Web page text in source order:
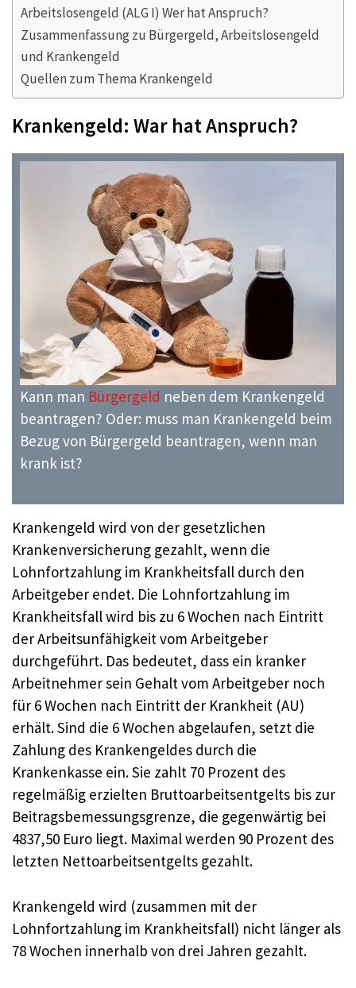
Arbeitslosengeld (ALG I) Wer hat Anspruch?
Zusammenfassung zu Bürgergeld, Arbeitslosengeld
und Krankengeld
Quellen zum Thema Krankengeld
Krankengeld: War hat Anspruch?
Kann man Bürgergeld neben dem Krankengeld
beantragen? Oder: muss man Krankengeld beim
Bezug von Bürgergeld beantragen, wenn man
krank ist?
Krankengeld wird von der gesetzlichen
Krankenversicherung gezahlt, wenn die
Lohnfortzahlung im Krankheitsfall durch den
Arbeitgeber endet. Die Lohnfortzahlung im
Krankheitsfall wird bis zu 6 Wochen nach Eintritt
der Arbeitsunfähigkeit vom Arbeitgeber
durchgeführt. Das bedeutet, dass ein kranker
Arbeitnehmer sein Gehalt vom Arbeitgeber noch
für 6 Wochen nach Eintritt der Krankheit (AU)
erhält. Sind die 6 Wochen abgelaufen, setzt die
Zahlung des Krankengeldes durch die
Krankenkasse ein. Sie zahlt 70 Prozent des
regelmäßig erzielten Bruttoarbeitsentgelts bis zur
Beitragsbemessungsgrenze, die gegenwärtig bei
4837,50 Euro liegt. Maximal werden 90 Prozent des
letzten Nettoarbeitsentgelts gezahlt.
Krankengeld wird (zusammen mit der
Lohnfortzahlung im Krankheitsfall) nicht länger als
78 Wochen innerhalb von drei Jahren gezahlt.